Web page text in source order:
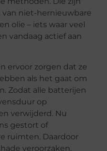
niet-hernieuwbare
olie – iets waar veel
vandaag actief aan
ervoor zorgen dat ze
als het gaat om
Zodat alle batterijen
op
verwijderd. Nu
gestort of
ruimten. Daardoor
veroorzaken.